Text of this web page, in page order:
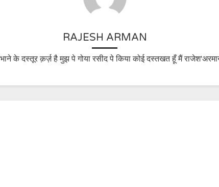
RAJESH ARMAN
के दस्तूर क़र्ज़ है मुझ पे गोया रसीद पे किया कोई दस्तखत हूँ मैं